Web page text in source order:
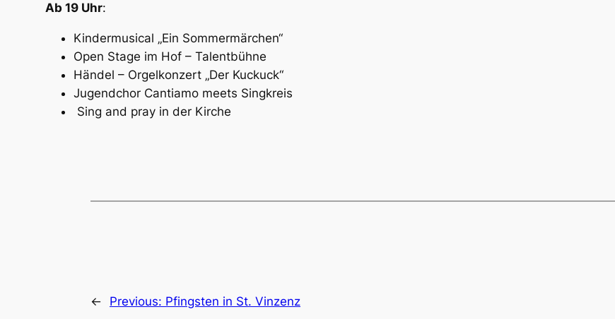
Ab 19 Uhr:
Kindermusical „Ein Sommermärchen“
Open Stage im Hof – Talentbühne
Händel – Orgelkonzert „Der Kuckuck“
Jugendchor Cantiamo meets Singkreis
Sing and pray in der Kirche
← Previous: Pfingsten in St. Vinzenz